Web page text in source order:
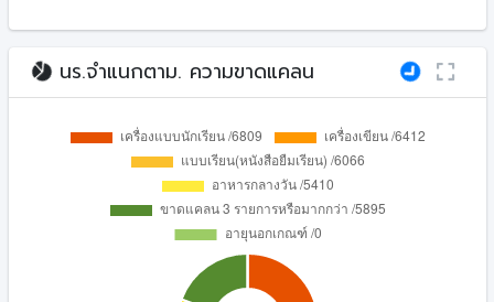
นร.จำแนกตาม. ความขาดแคลน